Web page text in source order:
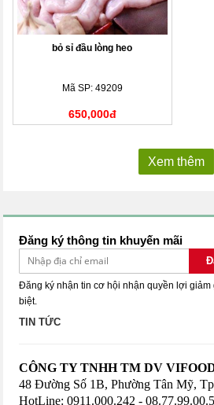
bỏ sỉ đầu lòng heo
Mã SP: 49209
650,000đ
Xem thêm
Đăng ký thông tin khuyến mãi
Đăng ký nhận tin cơ hội nhận quyền lợi giảm
biệt.
TIN TỨC
CÔNG TY TNHH TM DV
48 Đường Số 1B, Phường Tân Mỹ,
HotLine: 0911.000.242 -